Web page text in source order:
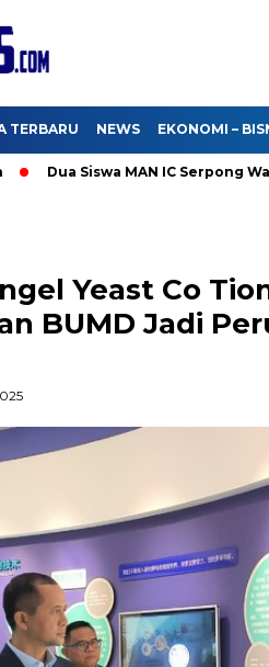
TERBARU NEWS EKONOMI –
Siswa MAN IC Serpong Wakili RI
Yeast Co
BUMD Jadi